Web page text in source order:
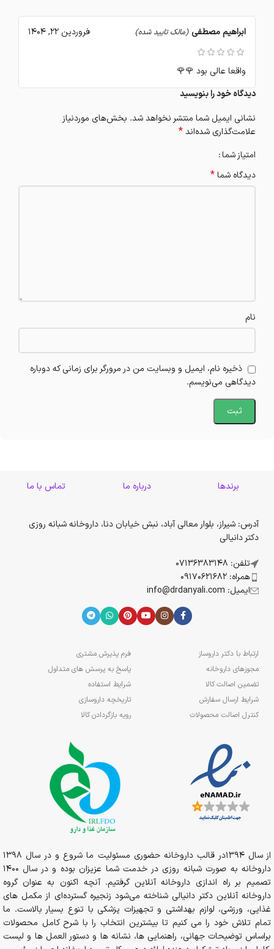
ابراهیم مصطفی (مالک تایید شده) فروردین 22, 1404
واقعا عالی بود 🌹🌹
دیدگاه خود را بنویسید
نشانی ایمیل شما منتشر نخواهد شد. بخش‌های موردنیاز
علامت‌گذاری شده‌اند*
امتیاز شما
دیدگاه شما*
نام
ذخیره نام، ایمیل و وبسایت من در مرورگر برای زمانی که دوباره
دیدگاهی می‌نویسم.
برندها درباره ما تماس با ما
آدرس: شیراز، بلوار معالی آباد، نبش خیابان دنا، داروخانه شبانه روزی
دکتر دانیالی
تلفن: 07136383148
همراه: 09170621682
ایمیل: info@drdanyali.com
ارتباط با دکتر داروساز
مجوزهای داروخانه
تضمین اصالت کالا
شرایط ارسال سفارش
کنترل اصالت محصولات
فرم پذیرش مشتری
پاسخ به پرسش های متداول
شرایط استفاده
تاریخچه داروسازی
رویه بازگردادن کالا
از سال 1394در قالب داروخانه حضوری مسئولیت ما شروع و در سال 1398
داروخانه به صورت شبانه روزی در خدمت شما عزیزان بوده و در سال 1400
تصمیم بر راه اندازی داروخانه آنلاین گرفتیم. آنچه اکنون به عنوان گروه
داروخانه آنلاین دکتر دانیالی شناخته می‌شود زنجیره گسترده‌ای از مکمل های
غذایی، ورزشی، لوازم بهداشتی و تجهیزات پزشکی با تنوع بسیار بالاست. ما
تمام تلاش خود را می کنیم تا بیشترین انتخاب را با شرح کامل محصولات
براساس توضیحات جهانی، راهنمایی ها، نشانه ها و دستور العمل ها و لیست